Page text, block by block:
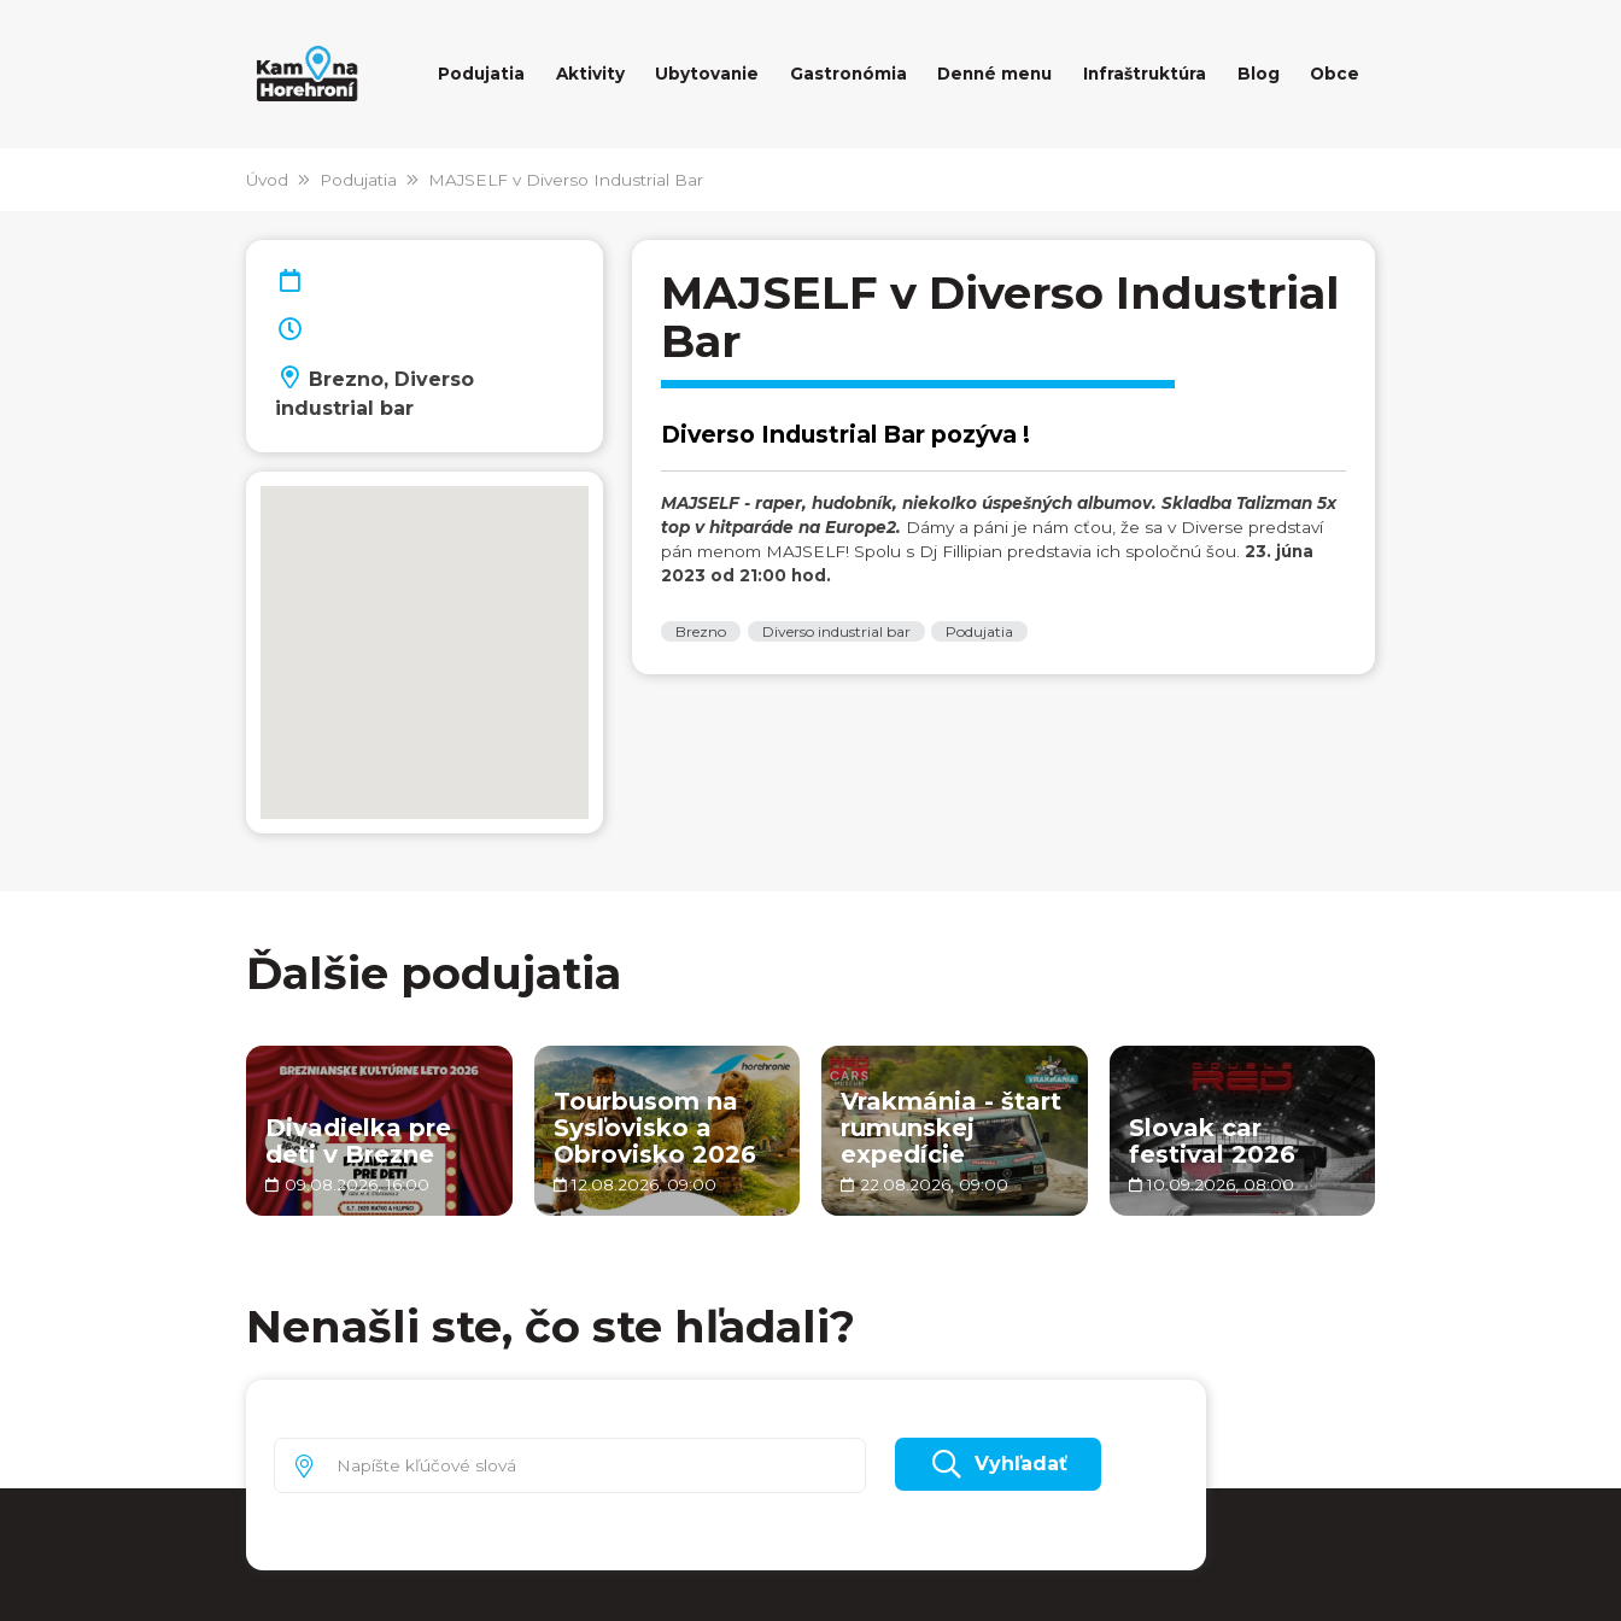
Podujatia Aktivity Ubytovanie Gastronómia Denné menu Infraštruktúra Blog Obce
Úvod Podujatia MAJSELF v Diverso Industrial Bar
Brezno, Diverso
industrial bar
MAJSELF v Diverso Industrial
Bar
Diverso Industrial Bar pozýva !
MAJSELF - raper, hudobník, niekoľko úspešných albumov. Skladba Talizman 5x
top v hitparáde na Europe2. Dámy a páni je nám cťou, že sa v Diverse predstaví
pán menom MAJSELF! Spolu s Dj Fillipian predstavia ich spoločnú šou. 23. júna
2023 od 21:00 hod.
Brezno Diverso industrial bar Podujatia
Ďalšie podujatia
Divadielka pre
deti v Brezne
09.08.2026, 16:00
Tourbusom na
Sysľovisko a
Obrovisko 2026
12.08.2026, 09:00
Vrakmánia - štart
rumunskej
expedície
22.08.2026, 09:00
Slovak car
festival 2026
10.09.2026, 08:00
Nenašli ste, čo ste hľadali?
Vyhľadať